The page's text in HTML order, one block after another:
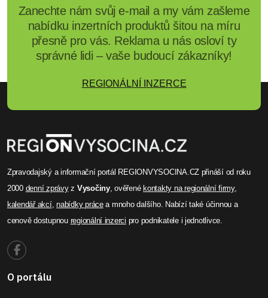
Zanechte nám svůj e-mail a my vám zašleme
nabídku inzertních produktů šitou na míru
přesně pro vás. Reklama u nás osloví ty
správné lidi – vaše budoucí zákazníky!
REGIONÁLNÍ INZERCE
Zpravodajský a informační portál REGIONVYSOCINA.CZ přináší od roku
2000 denní zprávyz Vysočiny, ověřené kontakty na regionální firmy,
kalendář akcí,nabídky prácea mnoho dalšího. Nabízí také účinnou a
cenově dostupnou regionální inzerci pro podnikatele i jednotlivce.
O portálu